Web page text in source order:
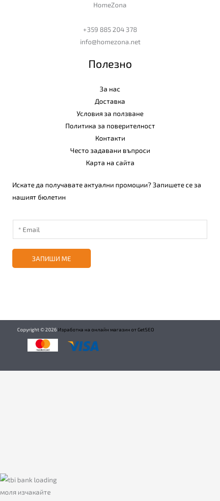
HomeZona
+359 885 204 378
info@homezona.net
Полезно
За нас
Доставка
Условия за ползване
Политика за поверителност
Контакти
Често задавани въпроси
Карта на сайта
Искате да получавате актуални промоции? Запишете се за
нашият бюлетин
ЗАПИШИ МЕ
Copyright ©2026 Изработка на онлайн магазин от GetSEO
моля изчакайте